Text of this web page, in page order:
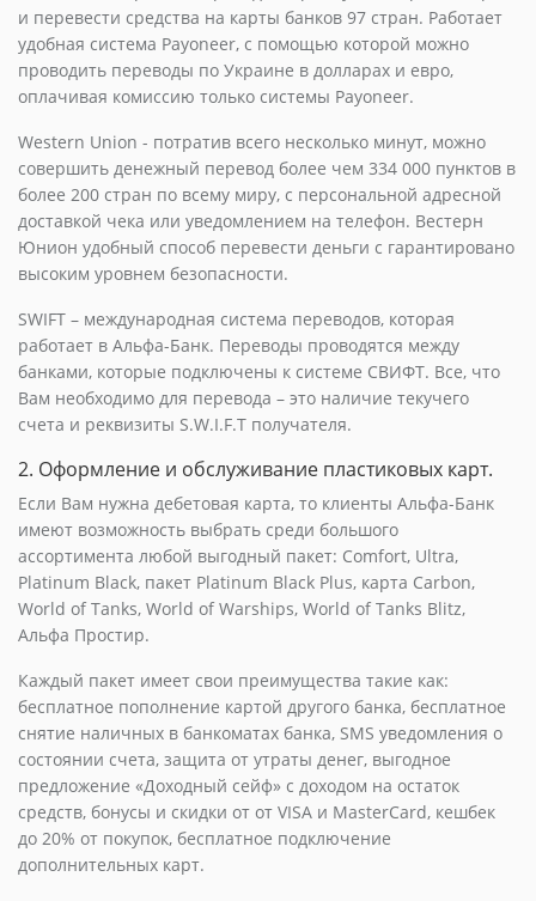
и перевести средства на карты банков 97 стран. Работает
удобная система Payoneer, с помощью которой можно
проводить переводы по Украине в долларах и евро,
оплачивая комиссию только системы Payoneer.
Western Union - потратив всего несколько минут, можно
совершить денежный перевод более чем 334 000 пунктов в
более 200 стран по всему миру, с персональной адресной
доставкой чека или уведомлением на телефон. Вестерн
Юнион удобный способ перевести деньги с гарантировано
высоким уровнем безопасности.
SWIFT – международная система переводов, которая
работает в Альфа-Банк. Переводы проводятся между
банками, которые подключены к системе СВИФТ. Все, что
Вам необходимо для перевода – это наличие текучего
счета и реквизиты S.W.I.F.T получателя.
2. Оформление и обслуживание пластиковых карт.
Если Вам нужна дебетовая карта, то клиенты Альфа-Банк
имеют возможность выбрать среди большого
ассортимента любой выгодный пакет: Comfort, Ultra,
Platinum Black, пакет Platinum Black Plus, карта Carbon,
World of Tanks, World of Warships, World of Tanks Blitz,
Альфа Простир.
Каждый пакет имеет свои преимущества такие как:
бесплатное пополнение картой другого банка, бесплатное
снятие наличных в банкоматах банка, SMS уведомления о
состоянии счета, защита от утраты денег, выгодное
предложение «Доходный сейф» с доходом на остаток
средств, бонусы и скидки от от VISA и MasterCard, кешбек
до 20% от покупок, бесплатное подключение
дополнительных карт.